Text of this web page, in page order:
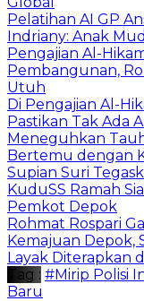
Pelatihan AI GP
Indriany: Anak
Pengajian Al-
Pembangunan,
Utuh
Di Pengajian Al-
Pastikan Tak Ada
Meneguhkan
Bertemu dengan
Supian Suri
KuduSS Ramah
Pemkot Depok
Rohmat Rospari
Kemajuan Depok,
Layak Diterapkan
Tag : #Mirip Polisi
Baru